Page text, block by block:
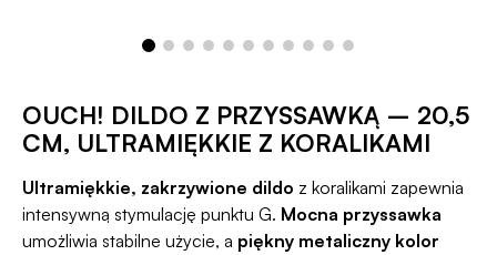
OUCH! DILDO Z PRZYSSAWKĄ – 20,5
CM, ULTRAMIĘKKIE Z KORALIKAMI
Ultramiękkie, zakrzywione dildo z koralikami zapewnia
intensywną stymulację punktu G. Mocna przyssawka
umożliwia stabilne użycie, a piękny metaliczny kolor